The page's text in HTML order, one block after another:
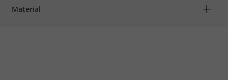
Material